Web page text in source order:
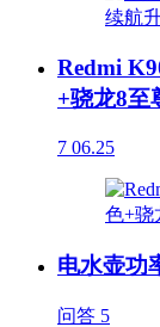
Redmi
+骁龙8至
7 06.25
电水壶功
问答 5